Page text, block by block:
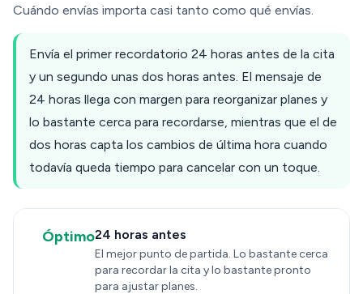
Cuándo envías importa casi tanto como qué envías.
Envía el primer recordatorio 24 horas antes de la cita
y un segundo unas dos horas antes. El mensaje de
24 horas llega con margen para reorganizar planes y
lo bastante cerca para recordarse, mientras que el de
dos horas capta los cambios de última hora cuando
todavía queda tiempo para cancelar con un toque.
Óptimo24 horas antes
El mejor punto de partida. Lo bastante cerca
para recordar la cita y lo bastante pronto
para ajustar planes.